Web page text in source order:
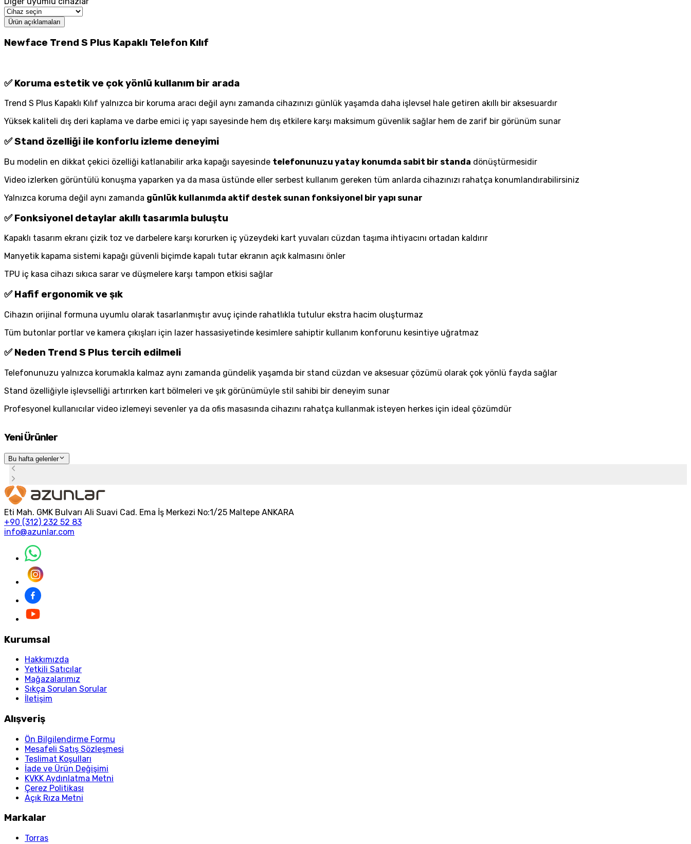
Ürün açıklamaları
Newface Trend S Plus Kapaklı Telefon Kılıf
✅ Koruma estetik ve çok yönlü kullanım bir arada
Trend S Plus Kapaklı Kılıf yalnızca bir koruma aracı değil aynı zamanda cihazınızı günlük yaşamda daha işlevsel hale getiren akıllı bir aksesuardır
Yüksek kaliteli dış deri kaplama ve darbe emici iç yapı sayesinde hem dış etkilere karşı maksimum güvenlik sağlar hem de zarif bir görünüm sunar
✅ Stand özelliği ile konforlu izleme deneyimi
Bu modelin en dikkat çekici özelliği katlanabilir arka kapağı sayesinde telefonunuzu yatay konumda sabit bir standa dönüştürmesidir
Video izlerken görüntülü konuşma yaparken ya da masa üstünde eller serbest kullanım gereken tüm anlarda cihazınızı rahatça konumlandırabilirsiniz
Yalnızca koruma değil aynı zamanda günlük kullanımda aktif destek sunan fonksiyonel bir yapı sunar
✅ Fonksiyonel detaylar akıllı tasarımla buluştu
Kapaklı tasarım ekranı çizik toz ve darbelere karşı korurken iç yüzeydeki kart yuvaları cüzdan taşıma ihtiyacını ortadan kaldırır
Manyetik kapama sistemi kapağı güvenli biçimde kapalı tutar ekranın açık kalmasını önler
TPU iç kasa cihazı sıkıca sarar ve düşmelere karşı tampon etkisi sağlar
✅ Hafif ergonomik ve şık
Cihazın orijinal formuna uyumlu olarak tasarlanmıştır avuç içinde rahatlıkla tutulur ekstra hacim oluşturmaz
Tüm butonlar portlar ve kamera çıkışları için lazer hassasiyetinde kesimlere sahiptir kullanım konforunu kesintiye uğratmaz
✅ Neden Trend S Plus tercih edilmeli
Telefonunuzu yalnızca korumakla kalmaz aynı zamanda gündelik yaşamda bir stand cüzdan ve aksesuar çözümü olarak çok yönlü fayda sağlar
Stand özelliğiyle işlevselliği artırırken kart bölmeleri ve şık görünümüyle stil sahibi bir deneyim sunar
Profesyonel kullanıcılar video izlemeyi sevenler ya da ofis masasında cihazını rahatça kullanmak isteyen herkes için ideal çözümdür
Yeni Ürünler
Bu hafta gelenler
Eti Mah. GMK Bulvarı Ali Suavi Cad. Ema İş Merkezi No:1/25 Maltepe ANKARA
+90 (312) 232 52 83
info@azunlar.com
Kurumsal
Hakkımızda
Yetkili Satıcılar
Mağazalarımız
Sıkça Sorulan Sorular
İletişim
Alışveriş
Ön Bilgilendirme Formu
Mesafeli Satış Sözleşmesi
Teslimat Koşulları
İade ve Ürün Değişimi
KVKK Aydınlatma Metni
Çerez Politikası
Açık Rıza Metni
Markalar
Torras